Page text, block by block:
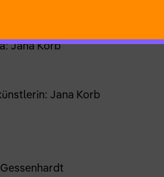
Jana Korb
Jana Korb